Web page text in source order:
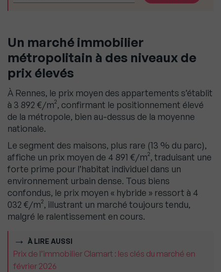
Un marché immobilier
métropolitain à des niveaux de
prix élevés
À Rennes, le prix moyen des appartements s’établit
à 3 892 €/m², confirmant le positionnement élevé
de la métropole, bien au-dessus de la moyenne
nationale.
Le segment des maisons, plus rare (13 % du parc),
affiche un prix moyen de 4 891 €/m², traduisant une
forte prime pour l’habitat individuel dans un
environnement urbain dense. Tous biens
confondus, le prix moyen « hybride » ressort à 4
032 €/m², illustrant un marché toujours tendu,
malgré le ralentissement en cours.
À LIRE AUSSI
Prix de l’immobilier Clamart : les clés du marché en
février 2026